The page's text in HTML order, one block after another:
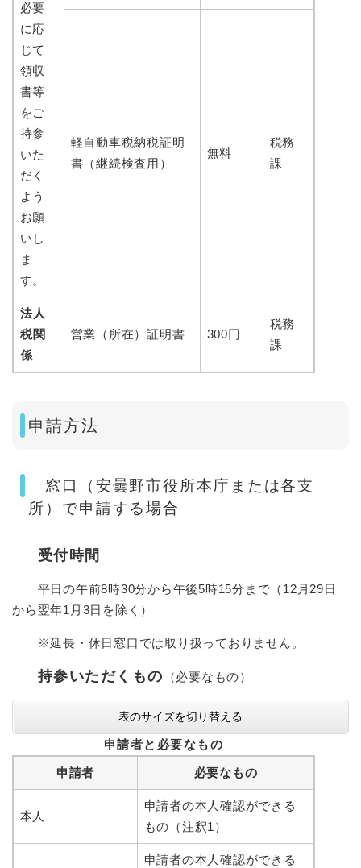
必要
に応
じて
領収
書等
をご
持参
いた
だく
よう
お願
いし
ま
す。​
軽自動車税納税証明
書（継続検査用）
無料
税務
課
法人
税関
係
営業（所在）証明書 300円
税務
課
申請方法
窓口（安曇野市役所本庁または各支
所）で申請する場合
受付時間
平日の午前8時30分から午後5時15分まで（12月29日
から翌年1月3日を除く）
※延長・休日窓口では取り扱っておりません。
持参いただくもの （必要なもの）
表のサイズを切り替える
申請者と必要なもの
申請者 必要なもの
本人
申請者の本人確認ができる
もの（注釈1）
申請者の本人確認ができる